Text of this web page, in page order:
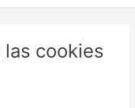
cookies